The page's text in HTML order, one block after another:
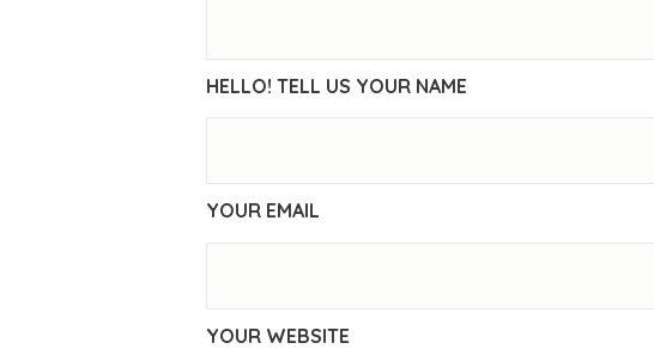
HELLO! TELL US YOUR NAME
YOUR EMAIL
YOUR WEBSITE